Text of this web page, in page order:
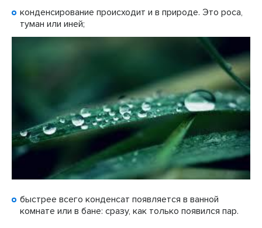
конденсирование происходит и в природе. Это роса,
туман или иней;
быстрее всего конденсат появляется в ванной
комнате или в бане: сразу, как только появился пар.